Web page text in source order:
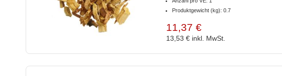
Produktgewicht (kg): 0.7
11,37 €
13,53 € inkl. MwSt.